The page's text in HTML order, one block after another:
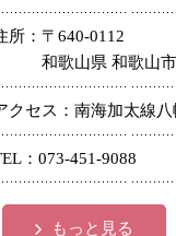
所
〒640-0112
和歌山県 和歌山
クセス 南海加太線
073-451-9088
もっと見る